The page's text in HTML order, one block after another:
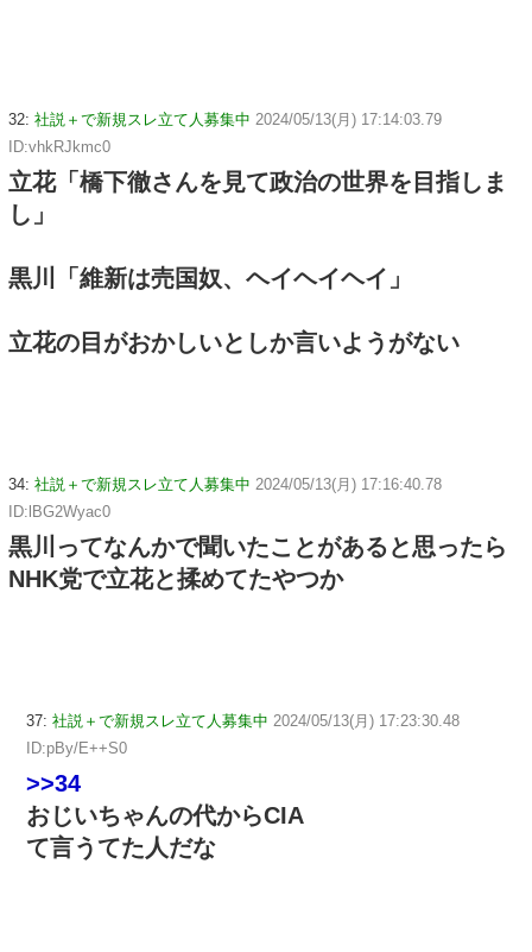
32: 社説＋で新規スレ立て人募集中 2024/05/13(月) 17:14:03.79
ID:vhkRJkmc0
立花「橋下徹さんを見て政治の世界を目指しま
し」
黒川「維新は売国奴、ヘイヘイヘイ」
立花の目がおかしいとしか言いようがない
34: 社説＋で新規スレ立て人募集中 2024/05/13(月) 17:16:40.78
ID:lBG2Wyac0
黒川ってなんかで聞いたことがあると思ったら
NHK党で立花と揉めてたやつか
37: 社説＋で新規スレ立て人募集中 2024/05/13(月) 17:23:30.48
ID:pBy/E++S0
>>34
おじいちゃんの代からCIA
て言うてた人だな